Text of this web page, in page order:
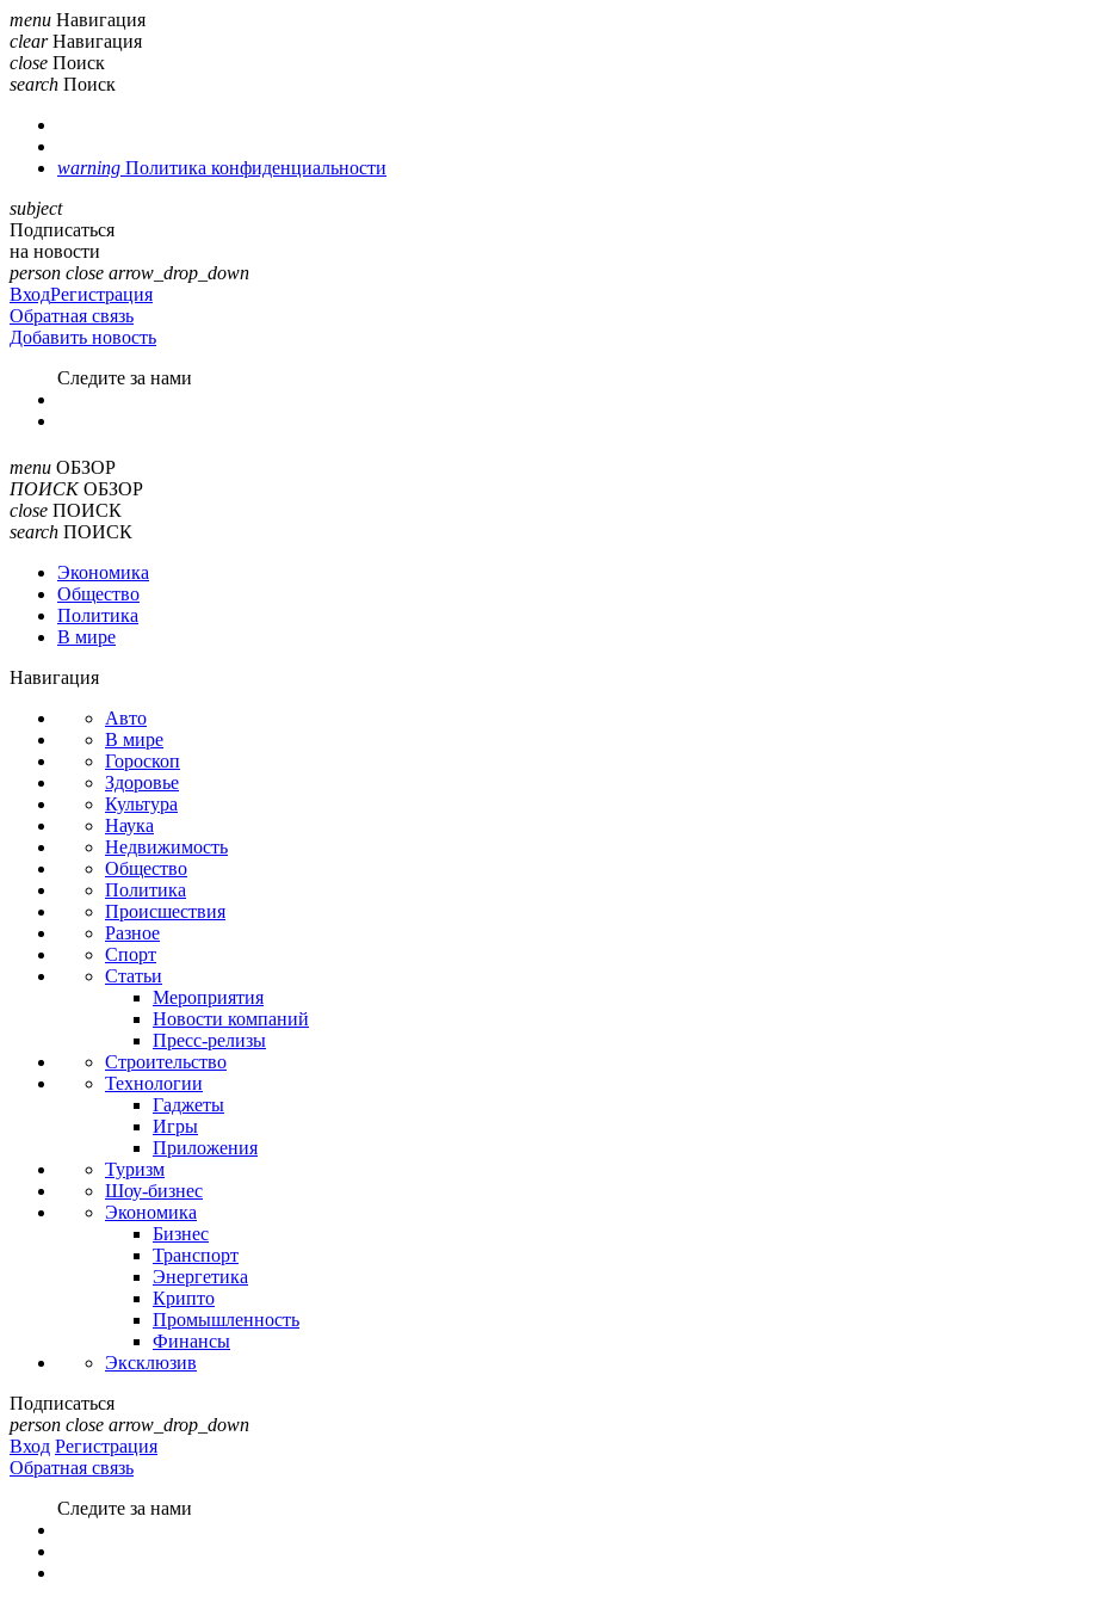
menu Навигация
clear Навигация
close Поиск
search Поиск
warning Политика конфиденциальности
subject
Подписаться
на новости
person close arrow_drop_down
ВходРегистрация
Обратная связь
Добавить новость
Cледите за нами
menu ОБЗОР
ПОИСК ОБЗОР
close ПОИСК
search ПОИСК
Экономика
Общество
Политика
В мире
Навигация
Авто
В мире
Гороскоп
Здоровье
Культура
Наука
Недвижимость
Общество
Политика
Происшествия
Разное
Спорт
Статьи
Мероприятия
Новости компаний
Пресс-релизы
Строительство
Технологии
Гаджеты
Игры
Приложения
Туризм
Шоу-бизнес
Экономика
Бизнес
Транспорт
Энергетика
Крипто
Промышленность
Финансы
Эксклюзив
Подписаться
person close arrow_drop_down
Вход Регистрация
Обратная связь
Следите за нами